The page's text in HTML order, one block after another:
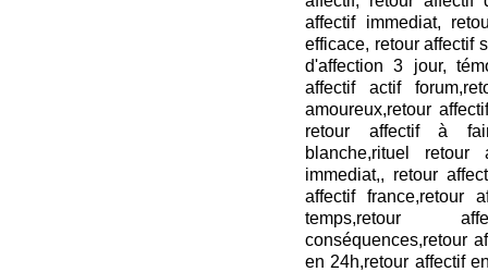
affectif immediat,
efficace, retour affectif
d'affection 3 jour,
affectif actif
amoureux,retour
retour affectif à
blanche,rituel retour
immediat,, retour
affectif france,retour
temps,retour
conséquences,retour
en 24h,retour affectif